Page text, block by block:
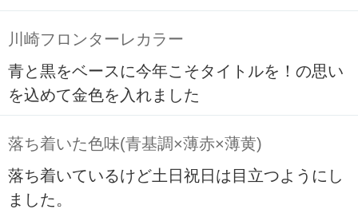
川崎フロンターレカラー
青と黒をベースに今年こそタイトルを！の思い
を込めて金色を入れました
落ち着いた色味(青基調×薄赤×薄黄)
落ち着いているけど土日祝日は目立つようにし
ました。